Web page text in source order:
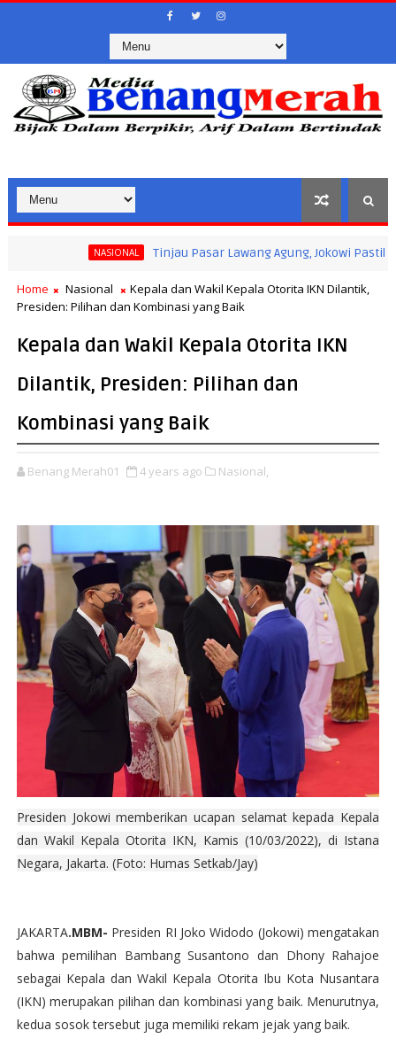
Tinjau Pasar Lawang Agung, Jokowi Pastikan
Masyarakat Saat Ramadan
Home Nasional
Kepala dan Wakil Kepala Otorita IKN Dilantik,
Presiden: Pilihan dan Kombinasi yang Baik
Kepala dan Wakil Kepala Otorita IKN
Dilantik, Presiden: Pilihan dan
Kombinasi yang Baik
Benang Merah01 4 years ago Nasional,
Presiden Jokowi memberikan ucapan selamat kepada Kepala
dan Wakil Kepala Otorita IKN, Kamis (10/03/2022), di Istana
Negara, Jakarta. (Foto: Humas Setkab/Jay)
JAKARTA.MBM- Presiden RI Joko Widodo (Jokowi) mengatakan
bahwa pemilihan Bambang Susantono dan Dhony Rahajoe
sebagai Kepala dan Wakil Kepala Otorita Ibu Kota Nusantara
(IKN) merupakan pilihan dan kombinasi yang baik. Menurutnya,
kedua sosok tersebut juga memiliki rekam jejak yang baik.